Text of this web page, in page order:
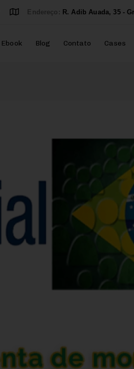
Endereço: R. Adib Auada, 35 -
Ebook Blog Contato Cases